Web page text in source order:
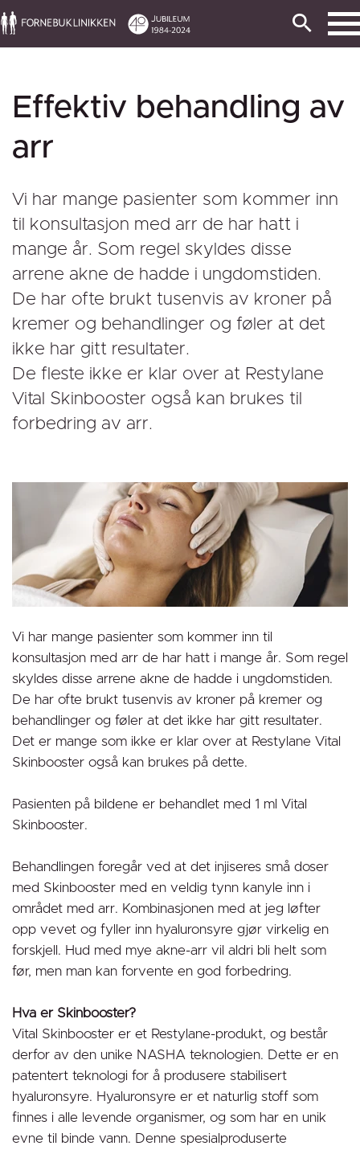
Effektiv behandling av
arr
Vi har mange pasienter som kommer inn
til konsultasjon med arr de har hatt i
mange år. Som regel skyldes disse
arrene akne de hadde i ungdomstiden.
De har ofte brukt tusenvis av kroner på
kremer og behandlinger og føler at det
ikke har gitt resultater.
De fleste ikke er klar over at Restylane
Vital Skinbooster også kan brukes til
forbedring av arr.
Vi har mange pasienter som kommer inn til
konsultasjon med arr de har hatt i mange år. Som regel
skyldes disse arrene akne de hadde i ungdomstiden.
De har ofte brukt tusenvis av kroner på kremer og
behandlinger og føler at det ikke har gitt resultater.
Det er mange som ikke er klar over at Restylane Vital
Skinbooster også kan brukes på dette.
Pasienten på bildene er behandlet med 1 ml Vital
Skinbooster.
Behandlingen foregår ved at det injiseres små doser
med Skinbooster med en veldig tynn kanyle inn i
området med arr. Kombinasjonen med at jeg løfter
opp vevet og fyller inn hyaluronsyre gjør virkelig en
forskjell. Hud med mye akne-arr vil aldri bli helt som
før, men man kan forvente en god forbedring.
Hva er Skinbooster?
Vital Skinbooster er et Restylane-produkt, og består
derfor av den unike NASHA teknologien. Dette er en
patentert teknologi for å produsere stabilisert
hyaluronsyre. Hyaluronsyre er et naturlig stoff som
finnes i alle levende organismer, og som har en unik
evne til binde vann. Denne spesialproduserte